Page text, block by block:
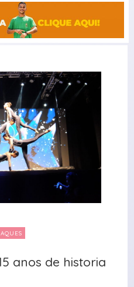
anos de historia
anos de historia